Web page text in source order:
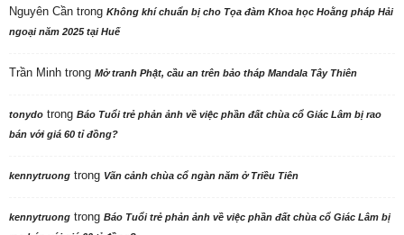
Nguyên Cần trong Không khí chuẩn bị cho Tọa đàm Khoa học Hoằng pháp Hải
ngoại năm 2025 tại Huế
Trần Minh trong Mở tranh Phật, cầu an trên bảo tháp Mandala Tây Thiên
tonydo trong Báo Tuổi trẻ phản ảnh về việc phần đất chùa cổ Giác Lâm bị rao
bán với giá 60 tỉ đồng?
kennytruong trong Vãn cảnh chùa cổ ngàn năm ở Triều Tiên
kennytruong trong Báo Tuổi trẻ phản ảnh về việc phần đất chùa cổ Giác Lâm bị